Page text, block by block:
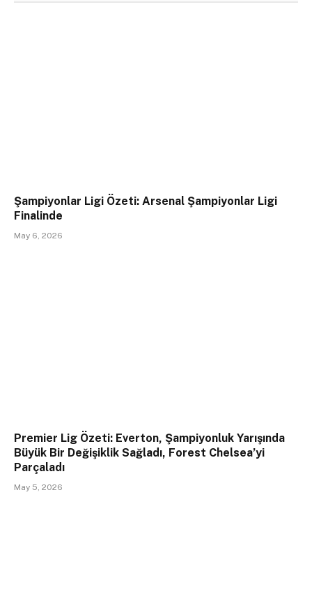
Şampiyonlar Ligi Özeti: Arsenal Şampiyonlar Ligi
Finalinde
May 6, 2026
Premier Lig Özeti: Everton, Şampiyonluk Yarışında
Büyük Bir Değişiklik Sağladı, Forest Chelsea’yi
Parçaladı
May 5, 2026